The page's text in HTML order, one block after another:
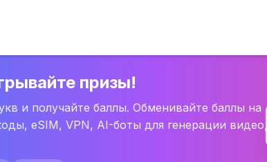
призы!
и получайте баллы. Обменивайте баллы на
eSIM, VPN, AI-боты для генерации видео,